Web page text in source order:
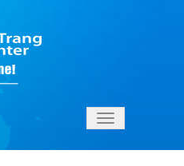
Toggle
navigation